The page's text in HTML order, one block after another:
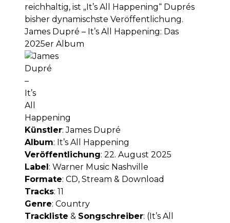
reichhaltig, ist „It’s All Happening“ Duprés
bisher dynamischste Veröffentlichung.
James Dupré – It’s All Happening: Das
2025er Album
Künstler: James Dupré
Album: It’s All Happening
Veröffentlichung: 22. August 2025
Label: Warner Music Nashville
Formate: CD, Stream & Download
Tracks: 11
Genre: Country
Trackliste & Songschreiber: (It’s All